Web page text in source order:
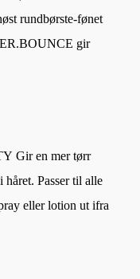
rundbørste-fønet
gir
Gir en mer tørr
Passer til alle
eller lotion ut ifra